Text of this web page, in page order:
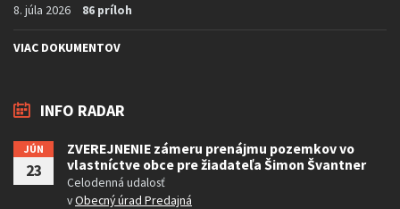
8. júla 2026 86 príloh
VIAC DOKUMENTOV
INFO RADAR
JÚN
23
ZVEREJNENIE zámeru prenájmu pozemkov vo
vlastníctve obce pre žiadateľa Šimon Švantner
Celodenná udalosť
vObecný úrad Predajná